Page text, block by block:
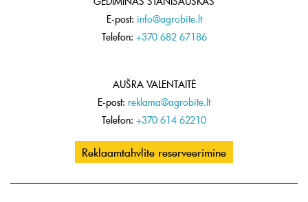
E-post: info@agrobite.lt
Telefon: +370 682 67186
AUŠRA VALENTAITĖ
E-post: reklama@agrobite.lt
Telefon: +370 614 62210
Reklaamtahvlite reserveerimine